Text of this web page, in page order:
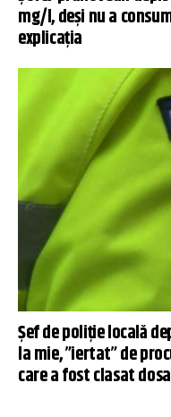
mg/l, deși nu a
explicația
Șef de poliție locală
la mie, ”iertat” de
care a fost clasat